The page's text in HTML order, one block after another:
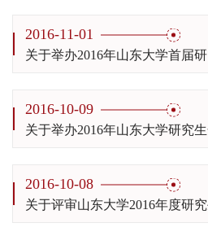
2016-11-01
关于举办2016年山东大学首届
2016-10-09
关于举办2016年山东大学研究
2016-10-08
关于评审山东大学2016年度研